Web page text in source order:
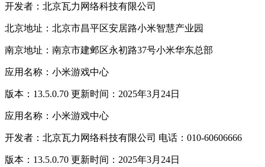
开发者：北京瓦力网络科技有限公司
北京地址：北京市昌平区安居路小米智慧产业园
南京地址：南京市建邺区永初路37号小米华东总部
应用名称：小米游戏中心
版本：13.5.0.70 更新时间：2025年3月24日
应用名称：小米游戏中心
开发者：北京瓦力网络科技有限公司 电话：010-60606666
版本：13.5.0.70 更新时间：2025年3月24日